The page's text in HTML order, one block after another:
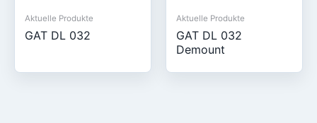
Aktuelle Produkte
GAT DL 032
Aktuelle Produkte
GAT DL 032
Demount